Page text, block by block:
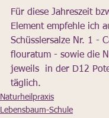
Für diese Jahreszeit
Element empfehle ich
Schüsslersalze Nr. 1 -
flouratum - sowie die
jeweils  in der D12
täglich.
Naturheilpraxis
Lebensbaum-Schule